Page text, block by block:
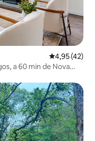
4,95 de uma
4,95 (42)
a 60 min de Nova